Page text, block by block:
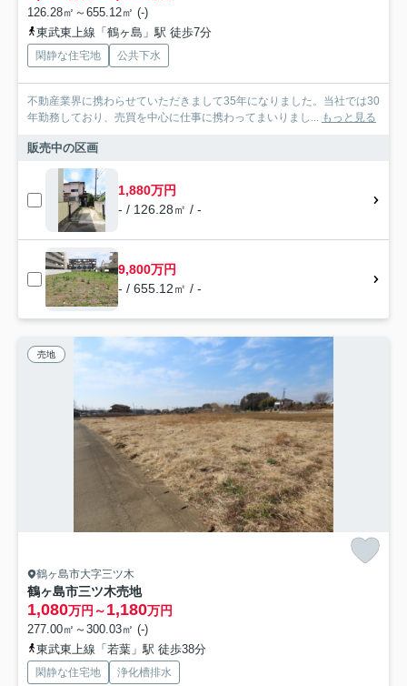
126.28㎡～655.12㎡ (-)
東武東上線「鶴ヶ島」駅 徒歩7分
閑静な住宅地 公共下水
不動産業界に携わらせていただきまして35年になりました。当社では30
年勤務しており、売買を中心に仕事に携わってまいりまし... もっと見る
販売中の区画
1,880万円
- / 126.28㎡ / -
9,800万円
- / 655.12㎡ / -
売地
鶴ヶ島市大字三ツ木
鶴ヶ島市三ツ木売地
1,080万円～1,180万円
277.00㎡～300.03㎡ (-)
東武東上線「若葉」駅 徒歩38分
閑静な住宅地 浄化槽排水